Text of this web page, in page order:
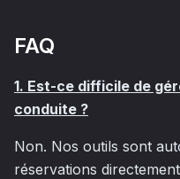
FAQ
1. Est-ce difficile de
conduite ?
Non. Nos outils sont
réservations